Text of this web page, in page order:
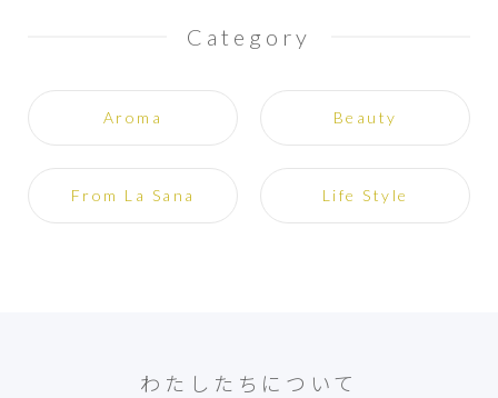
Category
Aroma Beauty
From La Sana Life Style
わたしたちについて